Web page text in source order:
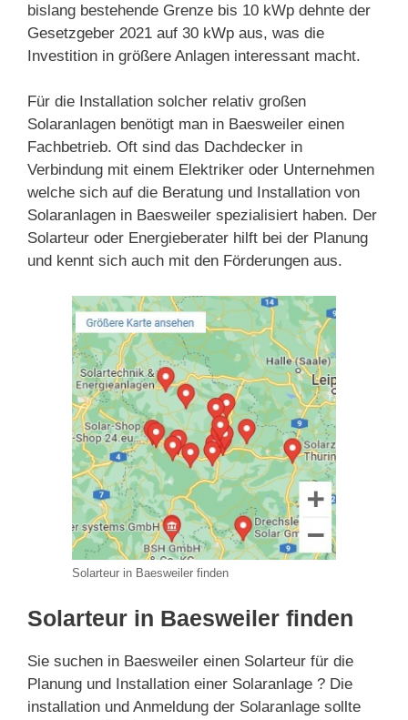
bislang bestehende Grenze bis 10 kWp dehnte der
Gesetzgeber 2021 auf 30 kWp aus, was die
Investition in größere Anlagen interessant macht.
Für die Installation solcher relativ großen
Solaranlagen benötigt man in Baesweiler einen
Fachbetrieb. Oft sind das Dachdecker in
Verbindung mit einem Elektriker oder Unternehmen
welche sich auf die Beratung und Installation von
Solaranlagen in Baesweiler spezialisiert haben. Der
Solarteur oder Energieberater hilft bei der Planung
und kennt sich auch mit den Förderungen aus.
Solarteur in Baesweiler finden
Solarteur in Baesweiler finden
Sie suchen in Baesweiler einen Solarteur für die
Planung und Installation einer Solaranlage ? Die
installation und Anmeldung der Solaranlage sollte